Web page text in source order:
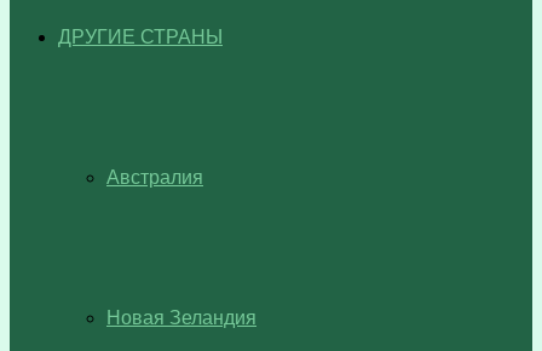
ДРУГИЕ СТРАНЫ
Австралия
Новая Зеландия